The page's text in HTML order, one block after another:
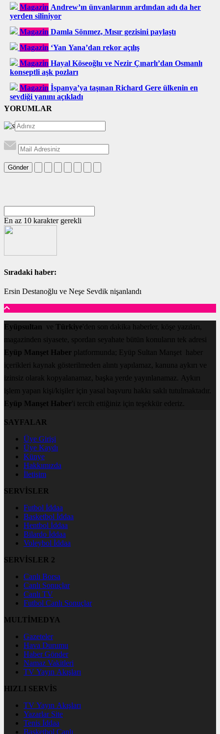
Magazin Andrew’ın ünvanlarının ardından adı da her
yerden siliniyor
Magazin Damla Sönmez, Mısır gezisini paylaştı
Magazin ‘Yan Yana’dan rekor açılış
Magazin Hayal Köseoğlu ve Nezir Çınarlı’dan Osmanlı
konseptli aşk pozları
Magazin İspanya’ya taşınan Richard Gere ülkenin en
sevdiği yanını açıkladı
YORUMLAR
Gönder
En az 10 karakter gerekli
Sıradaki haber:
Ersin Destanoğlu ve Neşe Sevdik nişanlandı
Eyüpsultan ve Türkiye'den son dakika haberler, köşe yazıları,
magazinden siyasete, spordan seyahate bütün konuların tek adresi
Eyüp Manşet Haber platformunda; Eyüp Sultan Manşet haber
içerikleri kaynak gösterilmeden alıntı yapılamaz, kanuna aykırı ve
izinsiz olarak kopyalanamaz, başka yerde yayınlanamaz. Aykırı
işlem yapan kişi/kişiler için yasal başvuru hakkı saklı tutulmaktadır.
Eyüp Manşet Haber'i tercih ettiğiniz için teşekkür ederiz.
SAYFALAR
Üye Girişi
Üye Kaydı
Künye
Hakkımızda
İletişim
SERVİSLER
Futbol İddaa
Basketbol İddaa
Hentbol İddaa
Bilardo İddaa
Voleybol İddaa
SERVİSLER 2
Canlı Borsa
Canlı Sonuçlar
Canlı TV
Futbol Canlı Sonuçlar
MULTİMEDYA
Gazeteler
Hava Durumu
Haber Gönder
Namaz Vakitleri
TV Yayın Akışları
HIZLI SERVİS
TV Yayın Akışları
Yazarlar Site
Tenis İddaa
Basketbol Canlı